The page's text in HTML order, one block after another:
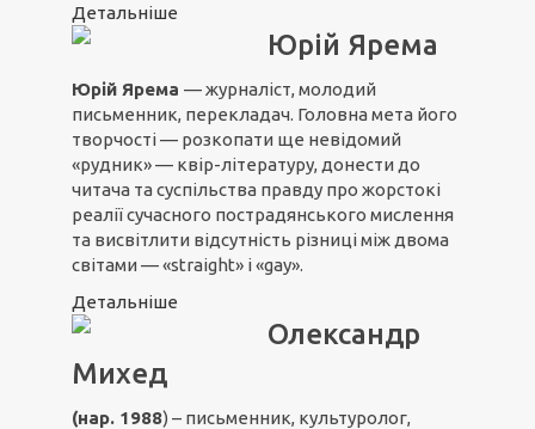
Детальніше
Юрій Ярема
Юрій Ярема — журналіст, молодий
письменник, перекладач. Головна мета його
творчості — розкопати ще невідомий
«рудник» — квір-літературу, донести до
читача та суспільства правду про жорстокі
реалії сучасного пострадянського мислення
та висвітлити відсутність різниці між двома
світами — «straight» і «gay».
Детальніше
Олександр
Михед
(нар. 1988) – письменник, культуролог,